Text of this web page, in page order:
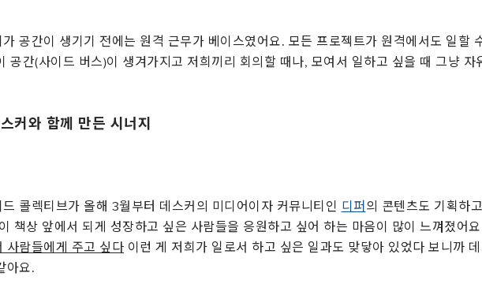
가 공간이 생기기 전에는 원격 근무가 베이스였어요. 모든 프로젝트가 원격에서도 일할
공간(사이드 버스)이 생겨가지고 저희끼리 회의할 때나, 모여서 일하고 싶을 때 그냥 자
커와 함께 만든 시너지
드 콜렉티브가 올해 3월부터 데스커의 미디어이자 커뮤니티인 디퍼 의 콘텐츠도 기획하
책상 앞에서 되게 성장하고 싶은 사람들을 응원하고 싶어 하는 마음이 많이 느껴졌어
사람들에게 주고 싶다 이런 게 저희가 일로서 하고 싶은 일과도 맞닿아 있었다 보니까
아요.